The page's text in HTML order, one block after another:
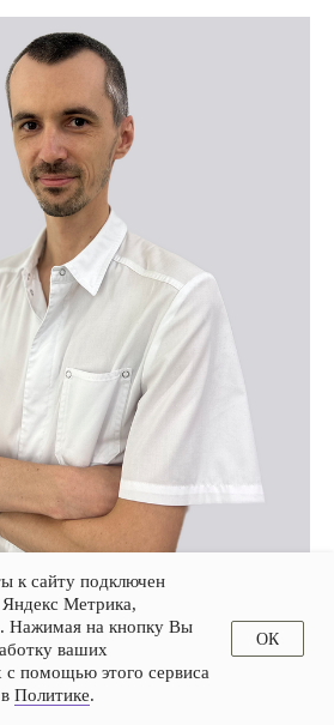
Геннадьевич
к сайту подключен
Яндекс Метрика,
Нажимая на кнопку Вы
ваших
помощью этого сервиса
Политике.
ОК